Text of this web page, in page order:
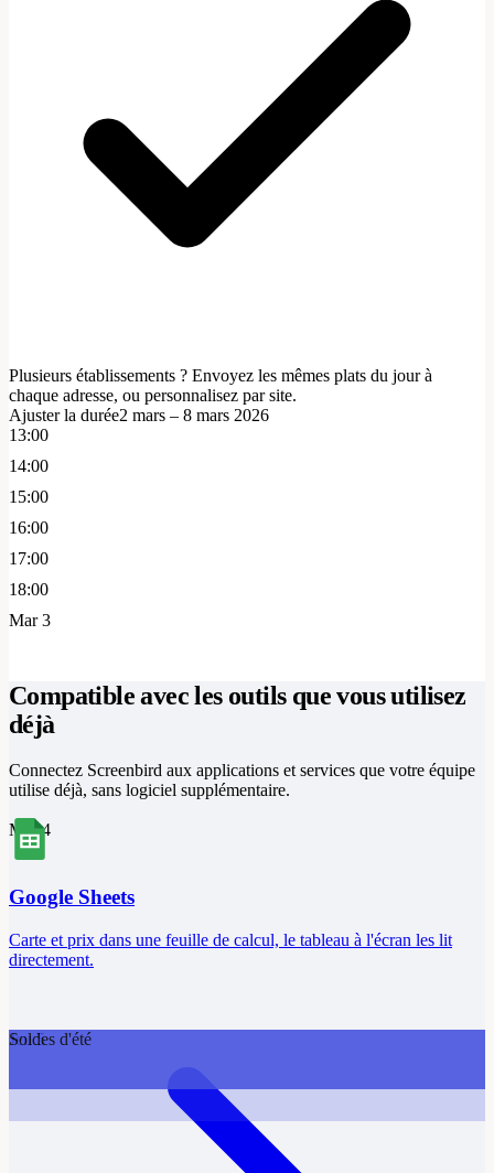
Plusieurs établissements ? Envoyez les mêmes plats du jour à
chaque adresse, ou personnalisez par site.
Ajuster la durée2 mars – 8 mars 2026
13:00
14:00
15:00
16:00
17:00
18:00
Mar 3
Mer 4
Soldes d'été
Jeu 5
Compatible avec les outils que vous utilisez
déjà
Connectez Screenbird aux applications et services que votre équipe
utilise déjà, sans logiciel supplémentaire.
Google Sheets
Carte et prix dans une feuille de calcul, le tableau à l'écran les lit
directement.